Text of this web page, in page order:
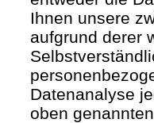
Ihnen unsere
aufgrund derer
Datenanalyse
oben